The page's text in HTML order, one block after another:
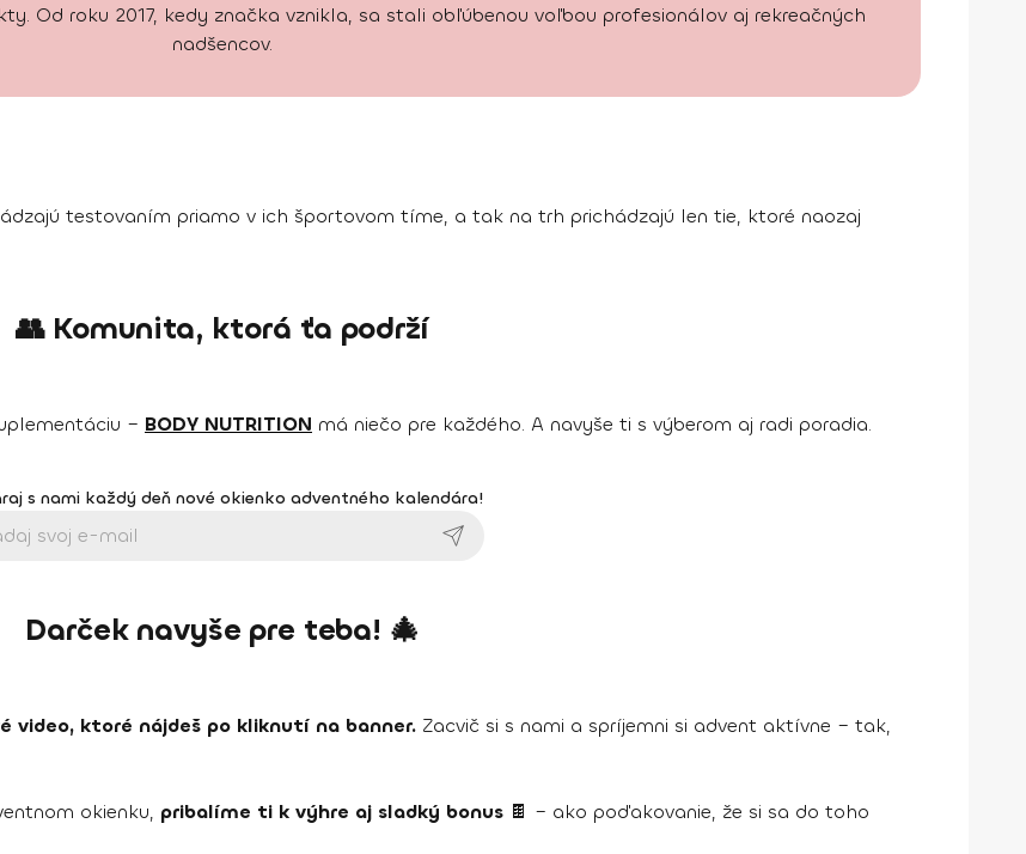
Od roku 2017, kedy značka vznikla, sa stali obľúbenou voľbou profesionálov aj rekreačných
nadšencov.
testovaním priamo v ich športovom tíme, a tak na trh prichádzajú len tie, ktoré naozaj
👥 Komunita, ktorá ťa podrží
– BODY NUTRITION má niečo pre každého. A navyše ti s výberom aj radi poradia.
s nami každý deň nové okienko adventného kalendára!
Darček navyše pre teba! 🎄
video, ktoré nájdeš po kliknutí na banner. Zacvič si s nami a spríjemni si advent aktívne – tak,
okienku, pribalíme ti k výhre aj sladký bonus 🍫 – ako poďakovanie, že si sa do toho